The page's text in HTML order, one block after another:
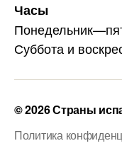
Часы
Суббота и
© 2026Страны
Политика